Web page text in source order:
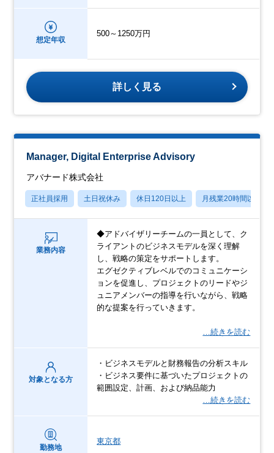
想定年収
500～1250万円
詳しく見る
Manager, Digital Enterprise Advisory
アバナード株式会社
正社員採用 土日祝休み 休日120日以上 月残業20時間以内
業務内容
◆アドバイザリーチームの一員として、ク
ライアントのビジネスモデルを深く理解
し、戦略の策定をサポートします。
エグゼクティブレベルでのコミュニケーシ
ョンを促進し、プロジェクトのリードやジ
ュニアメンバーの指導を行いながら、戦略
的な提案を行っていきます。
…続きを読む
対象となる方
・ビジネスモデルと財務報告の分析スキル
・ビジネス要件に基づいたプロジェクトの
範囲設定、計画、および納品能力
…続きを読む
勤務地
東京都